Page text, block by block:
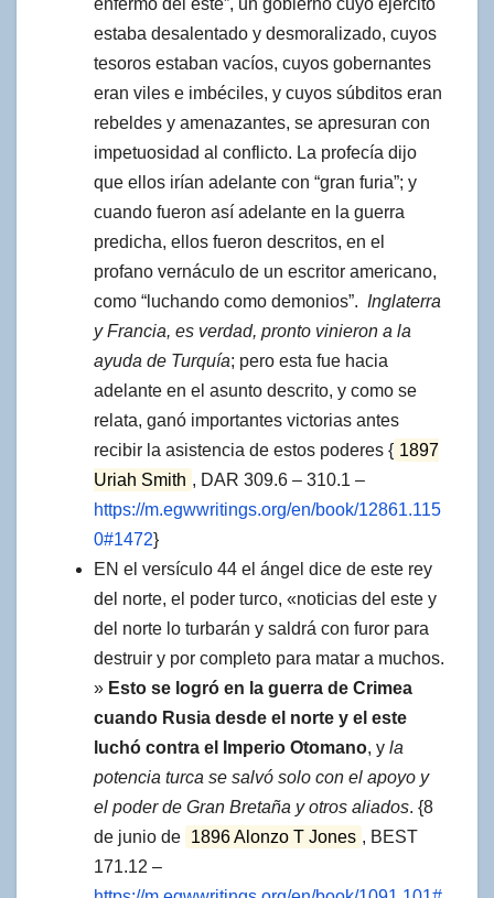
estaba desalentado y desmoralizado, cuyos
tesoros estaban vacíos, cuyos gobernantes
eran viles e imbéciles, y cuyos súbditos eran
rebeldes y amenazantes, se apresuran con
impetuosidad al conflicto. La profecía dijo
que ellos irían adelante con “gran furia”; y
cuando fueron así adelante en la guerra
predicha, ellos fueron descritos, en el
profano vernáculo de un escritor americano,
como “luchando como demonios”. Inglaterra
y Francia, es verdad, pronto vinieron a la
ayuda de Turquía; pero esta fue hacia
adelante en el asunto descrito, y como se
relata, ganó importantes victorias antes
recibir la asistencia de estos poderes { 1897
Uriah Smith , DAR 309.6 – 310.1 –
https://m.egwwritings.org/en/book/12861.115
0#1472}
EN el versículo 44 el ángel dice de este rey
del norte, el poder turco, «noticias del este y
del norte lo turbarán y saldrá con furor para
destruir y por completo para matar a muchos.
» Esto se logró en la guerra de Crimea
cuando Rusia desde el norte y el este
luchó contra el Imperio Otomano, y la
potencia turca se salvó solo con el apoyo y
el poder de Gran Bretaña y otros aliados. {8
de junio de 1896 Alonzo T Jones , BEST
171.12 –